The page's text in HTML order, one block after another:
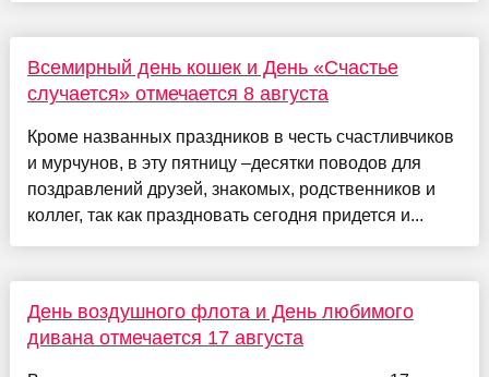
Всемирный день кошек и День «Счастье
случается» отмечается 8 августа
Кроме названных праздников в честь счастливчиков
и мурчунов, в эту пятницу –десятки поводов для
поздравлений друзей, знакомых, родственников и
коллег, так как праздновать сегодня придется и...
День воздушного флота и День любимого
дивана отмечается 17 августа